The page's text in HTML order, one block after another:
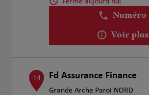
Numéro
Voir plus
14 Fd Assurance Finance
Grande Arche Paroi NORD